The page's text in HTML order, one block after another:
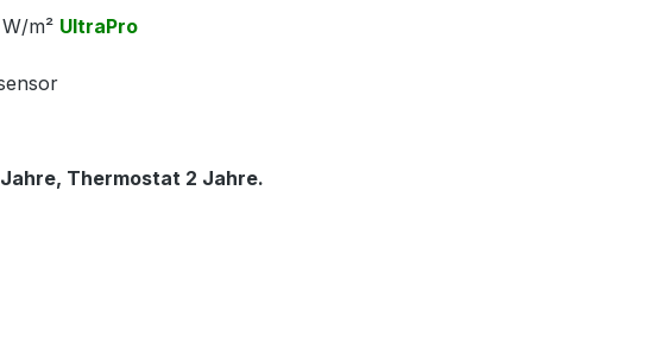
m² UltraPro
Thermostat 2 Jahre.